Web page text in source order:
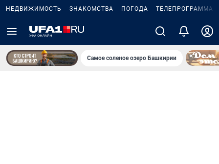
НЕДВИЖИМОСТЬ ЗНАКОМСТВА ПОГОДА ТЕЛЕПРОГРАММА
Самое соленое озеро Башкирии